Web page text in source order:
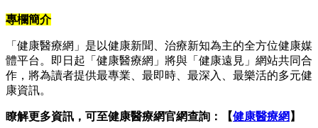
專欄簡介
「健康醫療網」是以健康新聞、治療新知為主的全方位健康媒
體平台。即日起「健康醫療網」將與「健康遠見」網站共同合
作，將為讀者提供最專業、最即時、最深入、最樂活的多元健
康資訊。
瞭解更多資訊，可至健康醫療網官網查詢：【健康醫療網 】